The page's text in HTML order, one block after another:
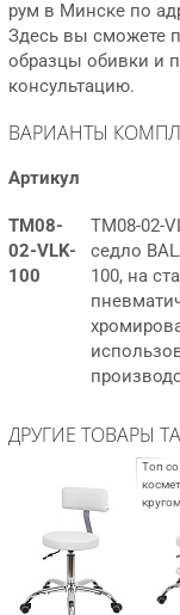
рум в Минске по
Здесь вы сможете
образцы обивки и
консультацию.
ВАРИАНТЫ
Артикул
ТМ08-
02-VLK-
100
ТМ08-02-
седло
100, на
ДРУГИЕ ТОВАРЫ